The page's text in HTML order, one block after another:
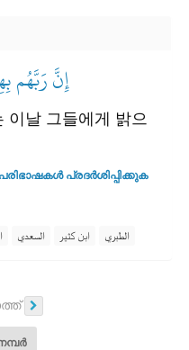
إِنَّ رَبَّهُم
이날 그들에게 밝으
പ്രദർശിപ്പിക്കുക
السعدي ابن كثير الطبري